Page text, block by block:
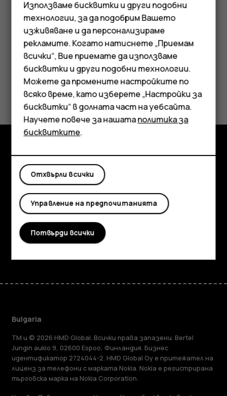
Смартфони
Мобилни телефони
Аксесоари
Таблети
въздушните възглавници.
Полезен ли беше този отговор?
Да
Информация
Planet and people
Поддръжка
FacebookInstagram
TiktokYoutube
Bulgaria
TM и © 2026 HMD Global. Всички права запазени. Bertel
Jungin aukio 9, 02600 Espoo, Финландия. Бизнес
идентификатор 2724044-2. HMD Global Oy е притежател на
лиценз за телефони с марката Nokia. Nokia е регистрирана
търговска марка на Nokia Corporation.
Използваме бисквитки и други подобни
технологии, за да подобрим Вашето
изживяване и да персонализираме
рекламите. Когато натиснете „Приемам
всички“, Вие приемате да използваме
бисквитки и други подобни технологии.
Можете да промените настройките по
всяко време, като изберете „Настройки за
бисквитки“ в долната част на уебсайта.
Научете повече за нашатаполитика за
бисквитките.
Отхвърли всички
Управление на предпочитанията
Потвърди всички